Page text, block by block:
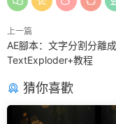
上一篇
AE腳本：文字分割分離
TextExploder+教程
猜你喜歡